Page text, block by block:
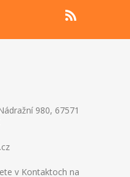
980, 67571
v Kontaktoch na